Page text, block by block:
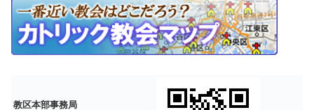
教区本部事務局